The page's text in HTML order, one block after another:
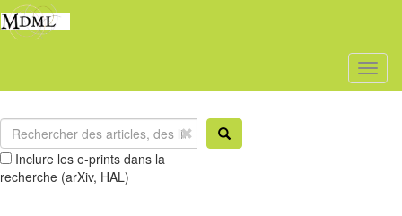
Inclure les e-prints dans la
recherche (arXiv, HAL)